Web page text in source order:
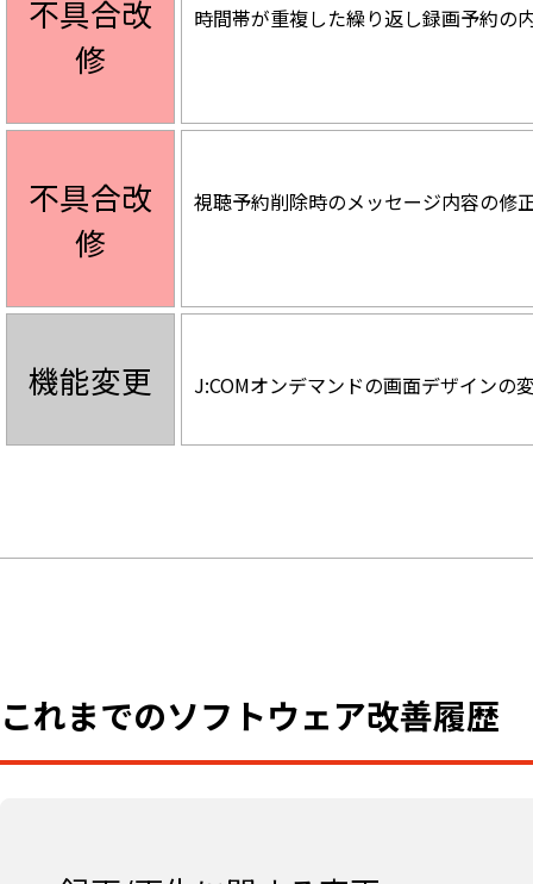
不具合改
修
時間帯が重複した繰り返し録画予約
不具合改
修
視聴予約削除時のメッセージ内容の修
機能変更 J:COMオンデマンドの画面デザインの
これまでのソフトウェア改善履歴